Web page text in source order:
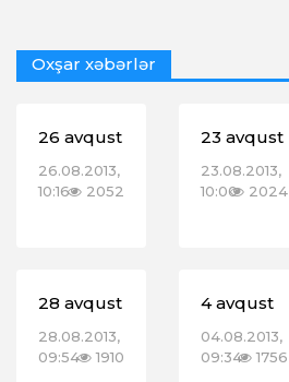
Oxşar xəbərlər
26 avqust
26.08.2013,
10:16
2052
23 avqust
23.08.2013,
10:00 2024
28 avqust
28.08.2013,
09:54
1910
4 avqust
04.08.2013,
09:34 1756